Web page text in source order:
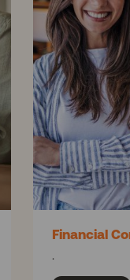
Financial
.